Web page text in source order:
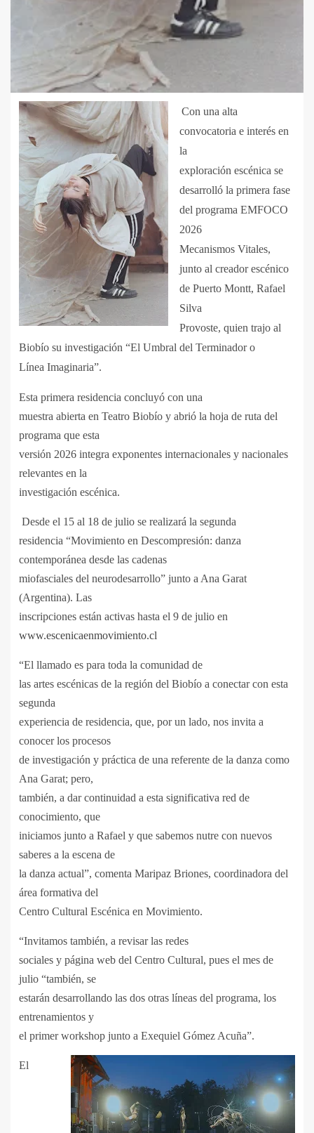
Con una alta
convocatoria e interés en
la
exploración escénica se
desarrolló la primera fase
del programa EMFOCO
2026
Mecanismos Vitales,
junto al creador escénico
de Puerto Montt, Rafael
Silva
Provoste, quien trajo al
Biobío su investigación “El Umbral del Terminador o
Línea Imaginaria”.
Esta primera residencia concluyó con una
muestra abierta en Teatro Biobío y abrió la hoja de ruta del
programa que esta
versión 2026 integra exponentes internacionales y nacionales
relevantes en la
investigación escénica.
Desde el 15 al 18 de julio se realizará la segunda
residencia “Movimiento en Descompresión: danza
contemporánea desde las cadenas
miofasciales del neurodesarrollo” junto a Ana Garat
(Argentina). Las
inscripciones están activas hasta el 9 de julio en
www.escenicaenmovimiento.cl
“El llamado es para toda la comunidad de
las artes escénicas de la región del Biobío a conectar con esta
segunda
experiencia de residencia, que, por un lado, nos invita a
conocer los procesos
de investigación y práctica de una referente de la danza como
Ana Garat; pero,
también, a dar continuidad a esta significativa red de
conocimiento, que
iniciamos junto a Rafael y que sabemos nutre con nuevos
saberes a la escena de
la danza actual”, comenta Maripaz Briones, coordinadora del
área formativa del
Centro Cultural Escénica en Movimiento.
“Invitamos también, a revisar las redes
sociales y página web del Centro Cultural, pues el mes de
julio “también, se
estarán desarrollando las dos otras líneas del programa, los
entrenamientos y
el primer workshop junto a Exequiel Gómez Acuña”.
El